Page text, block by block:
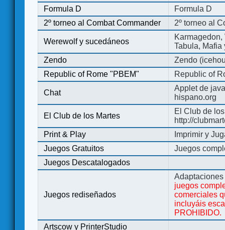
Formula D
Formula D
2º torneo al Combat Commander
2º torneo al
Werewolf y sucedáneos
Tabula, Mafia
Zendo
Zendo
Republic of Rome "PBEM"
Republic of
Chat
Applet de
hispano.org
El Club de los Martes
El Club de
http://
Print & Play
Imprimir y
Juegos Gratuitos
Juegos
Juegos Descatalogados
Juegos rediseñados
juegos
comerciales
incluyáis
PROHIBIDO.
Artscow y PrinterStudio